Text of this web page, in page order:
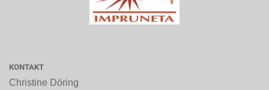
KONTAKT
Christine Döring